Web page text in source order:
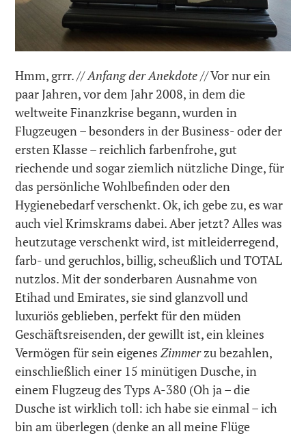
Hmm, grrr.// Anfang der Anekdote //Vor nur ein
paar Jahren, vor dem Jahr 2008, in dem die
weltweite Finanzkrise begann, wurden in
Flugzeugen – besonders in der Business- oder der
ersten Klasse – reichlich farbenfrohe, gut
riechende und sogar ziemlich nützliche Dinge, für
das persönliche Wohlbefinden oder den
Hygienebedarf verschenkt. Ok, ich gebe zu, es war
auch viel Krimskrams dabei. Aber jetzt? Alles was
heutzutage verschenkt wird, ist mitleiderregend,
farb- und geruchlos, billig, scheußlich und TOTAL
nutzlos. Mit der sonderbaren Ausnahme von
Etihad und Emirates, sie sind glanzvoll und
luxuriös geblieben, perfekt für den müden
Geschäftsreisenden, der gewillt ist, ein kleines
Vermögen für sein eigenesZimmerzu bezahlen,
einschließlich einer 15 minütigen Dusche, in
einem Flugzeug des Typs A-380 (Oh ja – die
Dusche ist wirklich toll: ich habe sie einmal – ich
bin am überlegen (denke an all meine Flüge